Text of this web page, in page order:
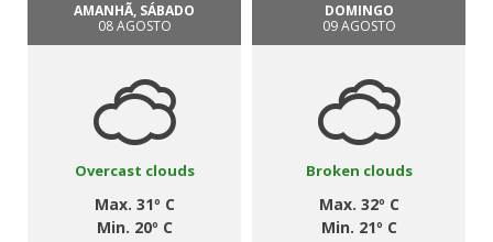
AMANHÃ, SÁBADO
08 AGOSTO
Overcast clouds
Max. 31º C
Min. 20º C
DOMINGO
09 AGOSTO
Broken clouds
Max. 32º C
Min. 21º C